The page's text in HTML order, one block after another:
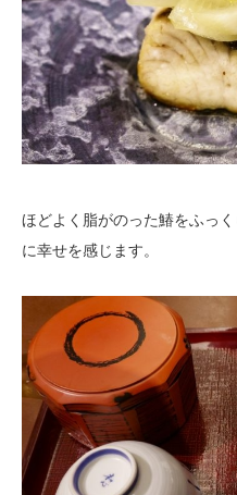
ほどよく脂がのった鰆をふっ
に幸せを感じます。